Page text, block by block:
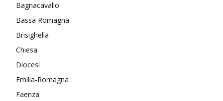
Bagnacavallo
Bassa Romagna
Brisighella
Chiesa
Diocesi
Emilia-Romagna
Faenza